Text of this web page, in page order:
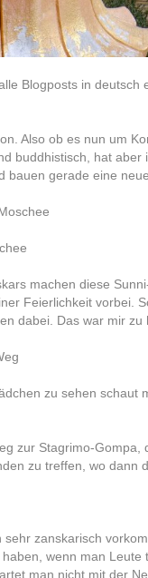
Blogposts in
Also ob es nun um
buddhistisch, hat
bauen gerade eine
machen diese
Feierlichkeit vorbei.
dabei. Das war mir
zu sehen
zur Stagrimo-
zu treffen, wo dann
zanskarisch
wenn man Leute
man nicht mit der